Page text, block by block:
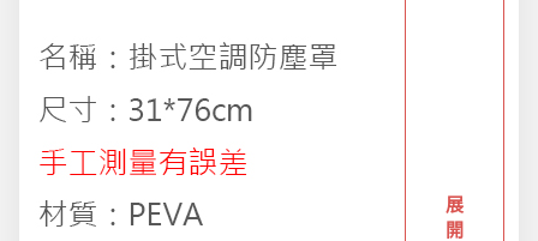
夏日涼涼專區
展
開